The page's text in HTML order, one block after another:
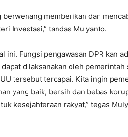
berwenang memberikan dan
Investasi,” tandas Mulyanto.
ini. Fungsi pengawasan DPR kan
dilaksanakan oleh pemerintah
tersebut tercapai. Kita ingin
yang baik, bersih dan bebas
kesejahteraan rakyat,” tegas